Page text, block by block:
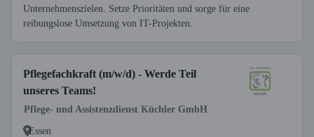
Unternehmenszielen. Setze Prioritäten und sorge für eine
reibungslose Umsetzung von IT-Projekten.
Pflegefachkraft (m/w/d) - Werde Teil
unseres Teams!
Pflege- und Assistenzdienst Küchler GmbH
Essen